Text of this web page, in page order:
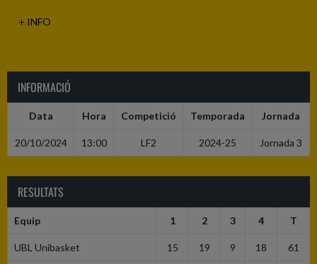
+ INFO
INFORMACIÓ
Data Hora Competició Temporada Jornada
20/10/2024 13:00 LF2 2024-25 Jornada 3
RESULTATS
Equip 1 2 3 4 T
UBL Unibasket 15 19 9 18 61